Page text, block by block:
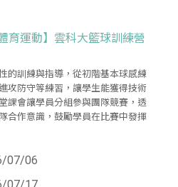
育運動】雲科大籃球訓練營
的訓練與指導，從初階基本球感練
攻防守等練習，讓學生能獲得技術
課會讓學員分組參與團隊競賽，透
合作意識，鼓勵學員在比賽中發揮
07/06